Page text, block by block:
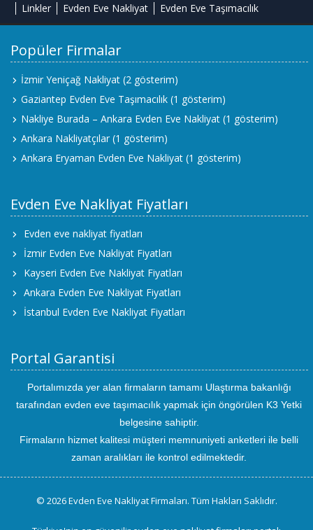
Linkler Evden Eve Nakliyat Evden Eve Taşımacılık
Popüler Firmalar
İzmir Yeniçağ Nakliyat (2 gösterim)
Gaziantep Evden Eve Taşımacılık (1 gösterim)
Nakliye Burada – Ankara Evden Eve Nakliyat (1 gösterim)
Ankara Nakliyatçılar (1 gösterim)
Ankara Eryaman Evden Eve Nakliyat (1 gösterim)
Evden Eve Nakliyat Fiyatları
Evden eve nakliyat fiyatları
İzmir Evden Eve Nakliyat Fiyatları
Kayseri Evden Eve Nakliyat Fiyatları
Ankara Evden Eve Nakliyat Fiyatları
İstanbul Evden Eve Nakliyat Fiyatları
Portal Garantisi
Portalımızda yer alan firmaların tamamı Ulaştırma bakanlığı
tarafından evden eve taşımacılık yapmak için öngörülen K3 Yetki
belgesine sahiptir.
Firmaların hizmet kalitesi müşteri memnuniyeti anketleri ile belli
zaman aralıkları ile kontrol edilmektedir.
© 2026 Evden Eve Nakliyat Firmaları. Tüm Hakları Saklıdır.